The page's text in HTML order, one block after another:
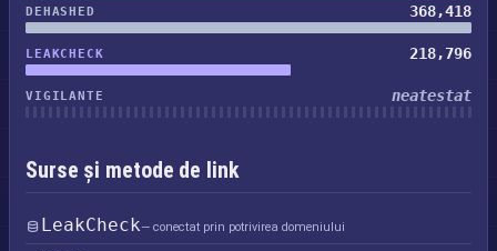
DEHASHED 368,418
LEAKCHECK 218,796
VIGILANTE neatestat
Surse și metode de link
LeakCheck— conectat prin potrivirea domeniului